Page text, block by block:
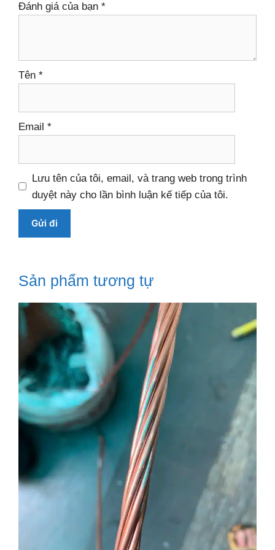
Đánh giá của bạn *
Tên *
Email *
Lưu tên của tôi, email, và trang web trong trình
duyệt này cho lần bình luận kế tiếp của tôi.
Sản phẩm tương tự